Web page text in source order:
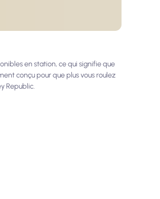
en station, ce qui signifie que
conçu pour que plus vous roulez
Republic.